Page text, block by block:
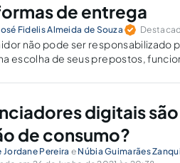
de entrega
Fidelis Almeida de Souza
não pode ser responsabilizado
escolha de seus prepostos,
digitais
de consumo?
Jordane Pereira e Núbia Guimarães